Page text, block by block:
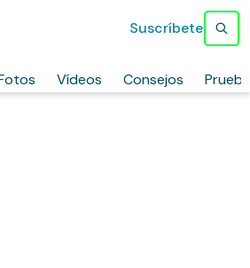
Vídeos Consejos
Suscríbete